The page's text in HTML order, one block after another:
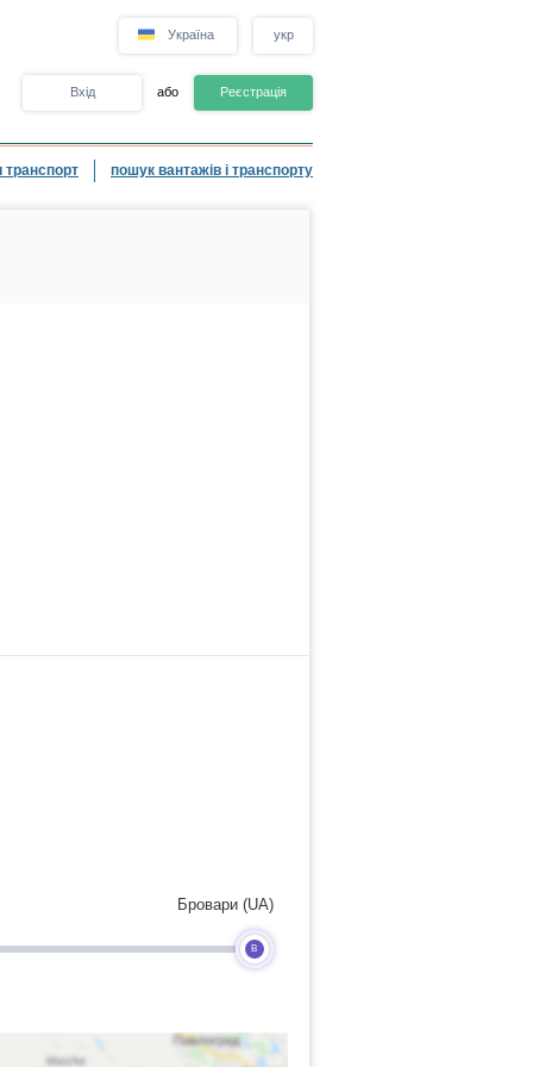
Україна укр
Вхід або Реєстрація
транспорт пошук вантажів і транспорту
B
Бровари (UA)